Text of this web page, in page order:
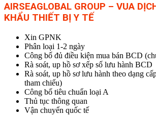
AIRSEAGLOBAL GROUP – VUA
KHẨU THIẾT BỊ Y TẾ
Xin GPNK
Phân loại 1-2 ngày
Công bố đủ điều kiện mua bán BCD
Rà soát, up hồ sơ xếp số lưu hành BCD
Rà soát, up hồ sơ lưu hành theo dạng
tham chiếu)
Công bố tiêu chuẩn loại A
Thủ tục thông quan
Vận chuyển quốc tế